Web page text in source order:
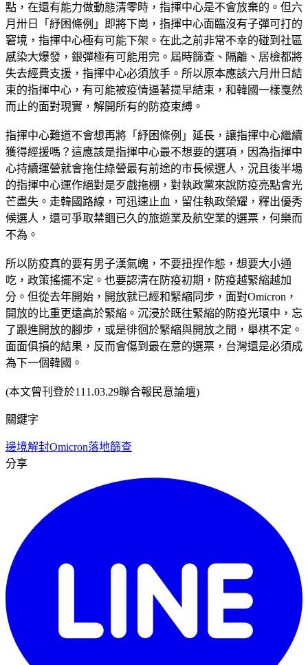
點，在還有能力做動態清零時，指揮中心是不會放棄的。但六
月卅日「紓困條例」即將下崗，指揮中心面臨沒有子彈可打的
窘境，指揮中心極有可能下架。在此之前非常不幸的碰到社區
感染大爆發，銀彈極有可能用完。屆時篩查、隔離、居檢都將
失去經費支援，指揮中心必須放手。所以原本應該六月卅日結
束的指揮中心，有可能被疫情逼著提早結束，和韓國一樣戛然
而止的面對現實，解開所有的防疫束縛。
指揮中心難道不會想再將「紓困條例」延長，讓指揮中心繼續
獲得經援嗎？這應該是指揮中心最不想要的選項，因為指揮中
心持續運營就會拖住綠營最有前途的市長候選人，況且後半場
的指揮中心運作絕對是歹戲拖棚，對執政黨來說防疫亮點會光
芒盡失。走韓國路線，可迅速止血，留住執政榮耀，釋出優秀
候選人，還可爭取禁錮已久的旅遊業及航空業的選票，何樂而
不為。
所以防疫真的要有男子漢氣魄，不要扭捏作態，想要大小通
吃，政策搖擺不定。也要認清在防疫初期，防疫越緊縮越加
分。但從去年開始，開放就已經和緊縮同步，面對Omicron，
開放的比重更遠高於緊縮。沉浸於既往緊縮的防疫光環中，忘
了跟進開放的腳步，或是徘徊於緊縮與開放之間，舉棋不定。
面面俱損的結果，反而會傷到最在意的選票，台灣還是必須成
為下一個韓國。
(本文曾刊登於111.03.29聯合報民意論壇)
關鍵字
邊境解封Omicron落地篩查
分享